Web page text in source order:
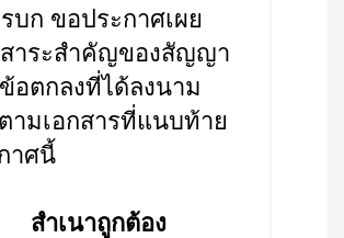
บก ขอประกาศเผย
าระสำคัญของสัญญา
อตกลงที่ได้ลงนาม
ามเอกสารที่แนบท้าย
าศนี้
สำเนาถูกต้อง